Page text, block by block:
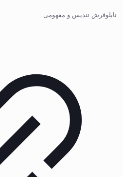
تابلوفرش تندیس و مفهومی